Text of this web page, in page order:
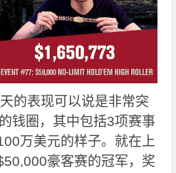
的表现可以说是非常突
钱圈，其中包括3项赛事
万美元的样子。就在上
豪客赛的冠军，奖